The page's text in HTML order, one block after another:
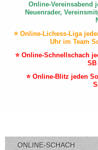
Online-Vereinsabend
Neuenrader,
⭐ Online-Lichess-Liga
Uhr im Team
⭐ Online-Schnellschach
SB
⭐ Online-Blitz jeden
ONLINE-SCHACH